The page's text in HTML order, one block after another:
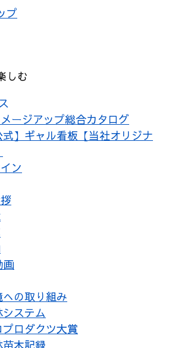
プ
しむ
ージアップ総合カタログ
式】ギャル看板【当社オリジナ
ン
画
の取り組み
ステム
プロダクツ大賞
木記録